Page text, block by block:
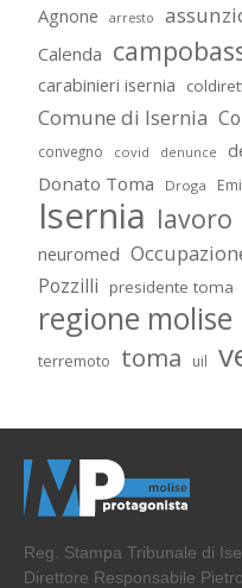
Agnone arresto
Calenda
carabinieri isernia
Comune di Isernia
convegno covid denunce
Donato Toma Droga
Isernia lavoro
neuromed
Pozzilli presidente toma
regione molise
terremoto toma uil
Reg. Stampa Tribunale di
Direttore Responsabile